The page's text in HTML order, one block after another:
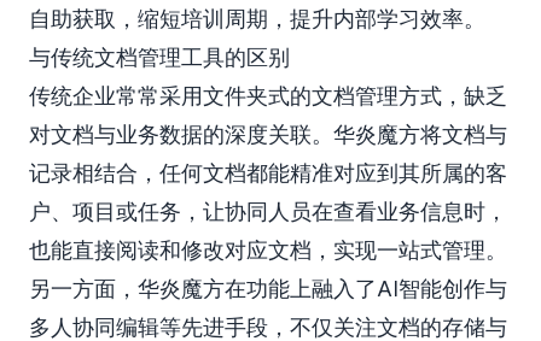
自助获取，缩短培训周期，提升内部学习效率。
与传统文档管理工具的区别
传统企业常常采用文件夹式的文档管理方式，缺乏
对文档与业务数据的深度关联。华炎魔方将文档与
记录相结合，任何文档都能精准对应到其所属的客
户、项目或任务，让协同人员在查看业务信息时，
也能直接阅读和修改对应文档，实现一站式管理。
另一方面，华炎魔方在功能上融入了AI智能创作与
多人协同编辑等先进手段，不仅关注文档的存储与